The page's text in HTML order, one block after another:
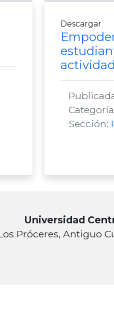
Descargar
Sección:
Universidad
Próceres, Antiguo